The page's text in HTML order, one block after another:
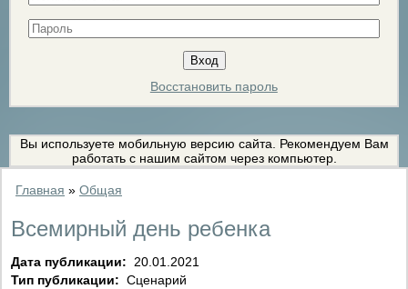
Восстановить пароль
Вы используете мобильную версию сайта. Рекомендуем Вам
работать с нашим сайтом через компьютер.
Главная » Общая
Всемирный день ребенка
Дата публикации:
20.01.2021
Тип публикации: Сценарий